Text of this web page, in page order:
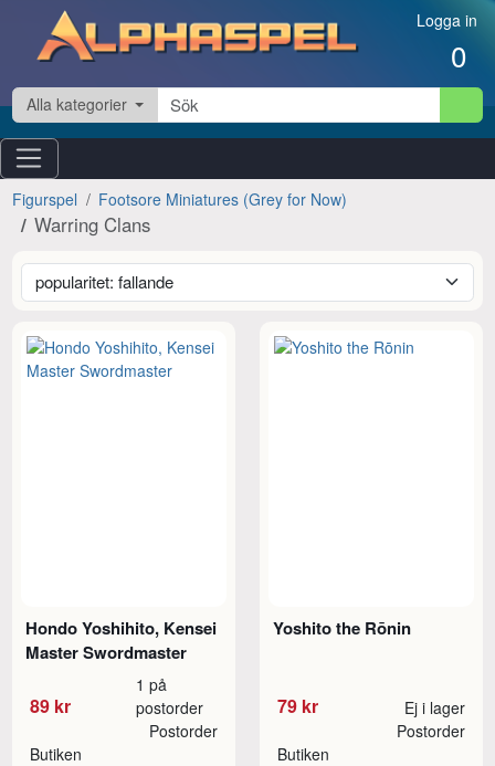
Hoppa till innehåll Logga in
0
Alla kategorier
Figurspel Footsore Miniatures (Grey for Now)
Warring Clans
Hondo Yoshihito, Kensei
Master Swordmaster
89 kr
1 på
postorder
Butiken
Postorder
Yoshito the Rōnin
79 kr Ej i lager
Butiken
Postorder